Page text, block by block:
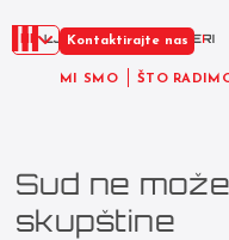
MI SMO ŠTO
Kontaktirajte nas
Sud ne
skupštine